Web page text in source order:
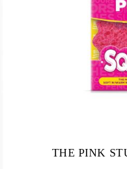
THE PINK